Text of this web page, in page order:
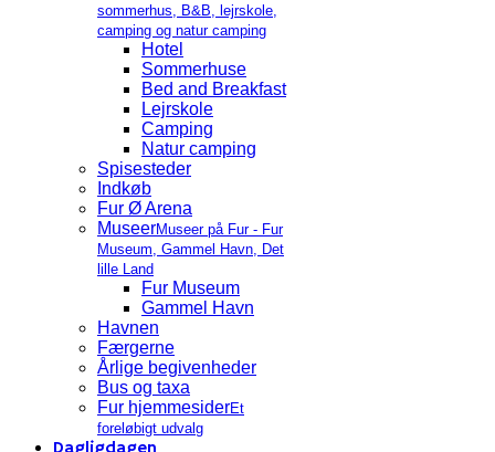
sommerhus, B&B, lejrskole,
camping og natur camping
Hotel
Sommerhuse
Bed and Breakfast
Lejrskole
Camping
Natur camping
Spisesteder
Indkøb
Fur Ø Arena
MuseerMuseer på Fur - Fur
Museum, Gammel Havn, Det
lille Land
Fur Museum
Gammel Havn
Havnen
Færgerne
Årlige begivenheder
Bus og taxa
Fur hjemmesiderEt
foreløbigt udvalg